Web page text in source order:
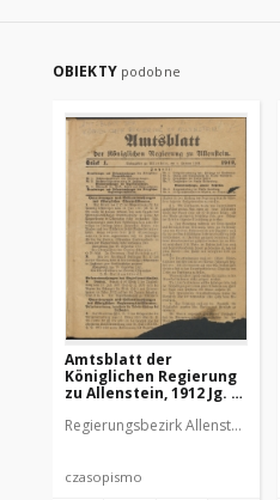
OBIEKTY podobne
Amtsblatt der
Königlichen Regierung
zu Allenstein, 1912 Jg. 8,
Regierungsbezirk Allenstein
czasopismo